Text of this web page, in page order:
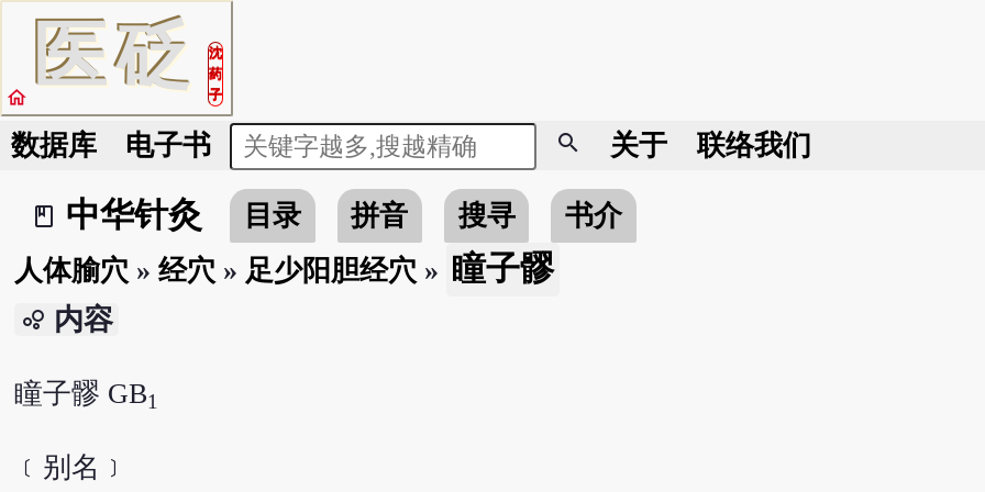
医砭
沈
药
子
home
数据库 电子书 search 关于 联络我们
book_2
中华针灸 目录 拼音 搜寻
书介
人体腧穴 » 经穴 » 足少阳胆经穴 » 瞳子髎
bubble_chart 内容
瞳子髎 GB1
﹝别名﹞